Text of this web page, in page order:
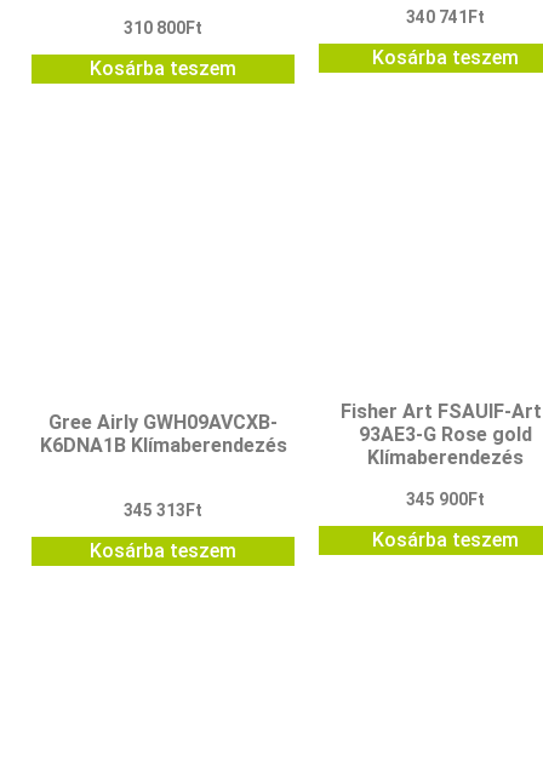
310 800Ft
Kosárba teszem
340 741 Ft
Kosárba teszem
Gree Airly GWH09AVCXB-
K6DNA1B Klímaberendezés
345 313 Ft
Kosárba teszem
Fisher Art FSAUIF-
93AE3-G Rose gold
Klímaberendezés
345 900Ft
Kosárba teszem